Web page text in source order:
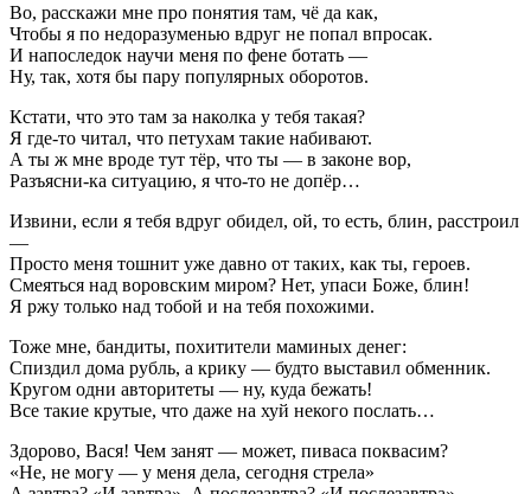
Во, расскажи мне про понятия там, чё да как,
Чтобы я по недоразуменью вдруг не попал впросак.
И напоследок научи меня по фене ботать —
Ну, так, хотя бы пару популярных оборотов.
Кстати, что это там за наколка у тебя такая?
Я где-то читал, что петухам такие набивают.
А ты ж мне вроде тут тёр, что ты — в законе вор,
Разъясни-ка ситуацию, я что-то не допёр…
Извини, если я тебя вдруг обидел, ой, то есть, блин, расстроил
—
Просто меня тошнит уже давно от таких, как ты, героев.
Смеяться над воровским миром? Нет, упаси Боже, блин!
Я ржу только над тобой и на тебя похожими.
Тоже мне, бандиты, похитители маминых денег:
Спиздил дома рубль, а крику — будто выставил обменник.
Кругом одни авторитеты — ну, куда бежать!
Все такие крутые, что даже на хуй некого послать…
Здорово, Вася! Чем занят — может, пиваса поквасим?
«Не, не могу — у меня дела, сегодня стрела»